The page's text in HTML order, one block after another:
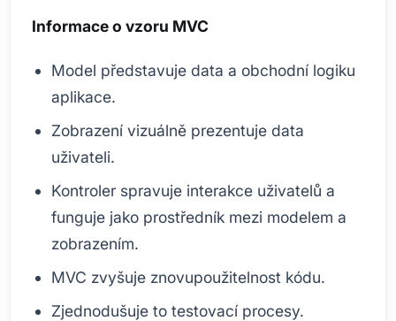
Informace o vzoru MVC
Model představuje data a obchodní logiku
aplikace.
Zobrazení vizuálně prezentuje data
uživateli.
Kontroler spravuje interakce uživatelů a
funguje jako prostředník mezi modelem a
zobrazením.
MVC zvyšuje znovupoužitelnost kódu.
Zjednodušuje to testovací procesy.